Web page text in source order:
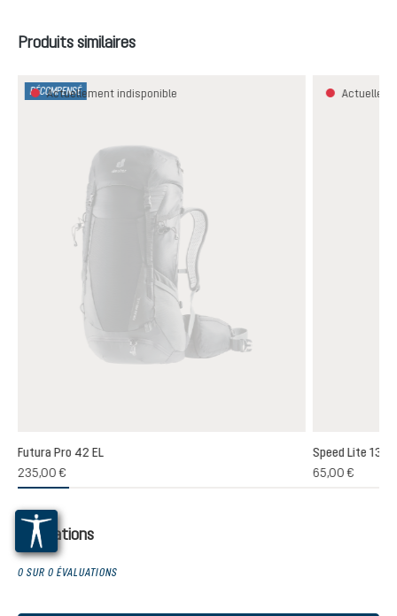
Ignorer la galerie de produits
Produits similaires
de 5 sur 5 étoiles
RÉCOMPENSÉ
Actuellement indisponible
Futura Pro 42 EL
235,00 €
Speed Lite 13
65,00 €
Évaluations
0 SUR 0 ÉVALUATIONS